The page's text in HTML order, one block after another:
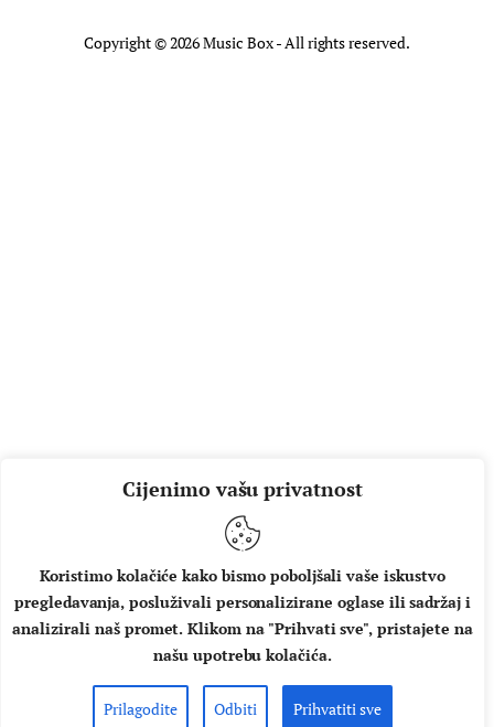
Cijenimo vašu privatnost
Koristimo kolačiće kako bismo poboljšali vaše iskustvo
pregledavanja, posluživali personalizirane oglase ili sadržaj i
analizirali naš promet. Klikom na "Prihvati sve", pristajete na
našu upotrebu kolačića.
Prilagodite Odbiti Prihvatiti sve
Copyright © 2026 Music Box - All rights reserved.